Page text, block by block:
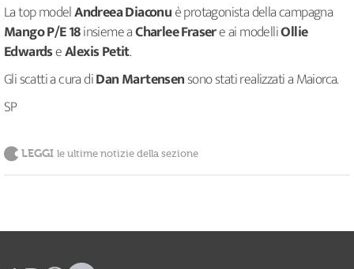
La top modelAndreea Diaconuè protagonista della campagna
Mango P/E 18insieme aCharlee Frasere ai modelliOllie
EdwardseAlexis Petit.
Gli scatti a cura diDan Martensensono stati realizzati a Maiorca.
SP
LEGGI le ultime notizie della sezione